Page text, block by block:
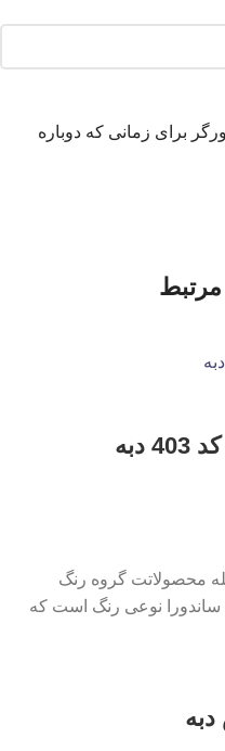
برای زمانی که دوباره
ساندورا 403 از جمله محصولاتت گروه رنگ
ساندورا نوعی رنگ است که